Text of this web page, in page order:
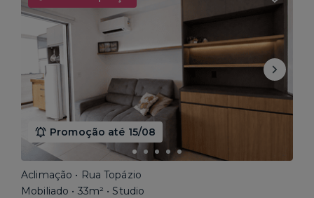
Promoção até 15/08
Aclimação • Rua Topázio
Mobiliado • 33m² • Studio